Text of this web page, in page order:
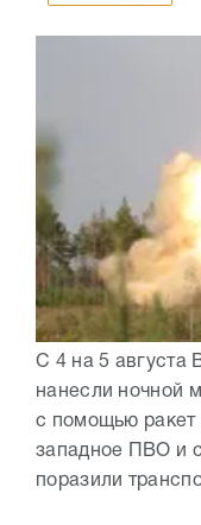
С 4 на 5 августа
нанесли ночной
с помощью
западное ПВО и
поразили